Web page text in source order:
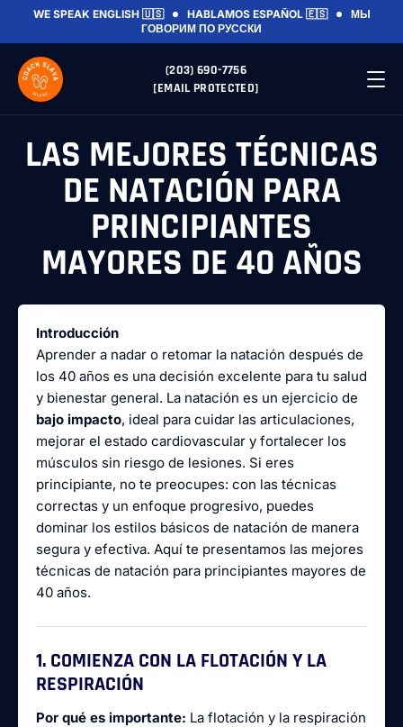
WE SPEAK ENGLISH 🇺🇸 HABLAMOS ESPAÑOL 🇪🇸
МЫ
ГОВОРИМ ПО РУССКИ
(203) 690-7756
[EMAIL PROTECTED]
LAS MEJORES TÉCNICAS
DE NATACIÓN PARA
PRINCIPIANTES
MAYORES DE 40 AÑOS
Introducción
Aprender a nadar o retomar la natación después de
los 40 años es una decisión excelente para tu salud
y bienestar general. La natación es un ejercicio de
bajo impacto, ideal para cuidar las articulaciones,
mejorar el estado cardiovascular y fortalecer los
músculos sin riesgo de lesiones. Si eres
principiante, no te preocupes: con las técnicas
correctas y un enfoque progresivo, puedes
dominar los estilos básicos de natación de manera
segura y efectiva. Aquí te presentamos las mejores
técnicas de natación para principiantes mayores de
40 años.
1. COMIENZA CON LA FLOTACIÓN Y LA
RESPIRACIÓN
Por qué es importante: La flotación y la respiración